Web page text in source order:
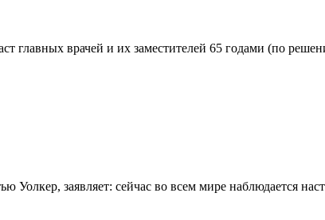
главных врачей и их заместителей 65 годами (по
заявляет: сейчас во всем мире наблюдается